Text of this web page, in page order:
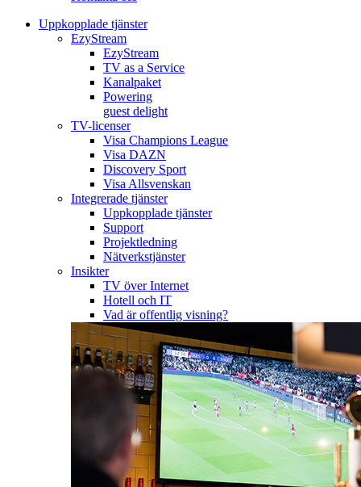
Uppkopplade tjänster
EzyStream
EzyStream
TV as a Service
Kanalpaket
Powering
guest delight
TV-licenser
Visa Champions League
Visa DAZN
Discovery Sport
Visa Allsvenskan
Integrerade tjänster
Uppkopplade tjänster
Support
Projektledning
Nätverkstjänster
Insikter
TV över Internet
Hotell och IT
Vad är offentlig visning?